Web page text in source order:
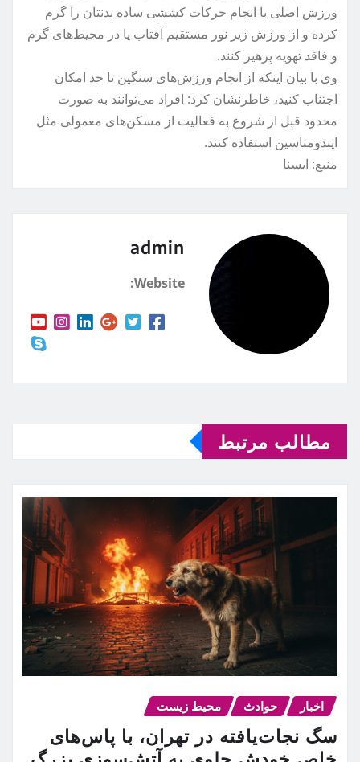
ورزش اصلی با انجام حرکات کششی ساده بدنتان را گرم
کرده و از ورزش زیر نور مستقیم آفتاب یا در محیط‌های گرم
و فاقد تهویه پرهیز کنند.
وی با بیان اینکه از انجام ورزش‌های سنگین تا حد امکان
اجتناب کنید، خاطرنشان کرد: افراد می‌توانند به صورت
محدود قبل از شروع به فعالیت از مسکن‌های معمولی مثل
ایندومتاسین استفاده کنند.
منبع: ايسنا
admin
Website:
مطالب مرتبط
اخبار حوادث محیط زیست
سگ نجات‌یافته در تهران، با پاس‌های